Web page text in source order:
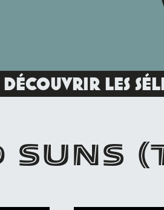
DÉCOUVRIR LES
SUNS